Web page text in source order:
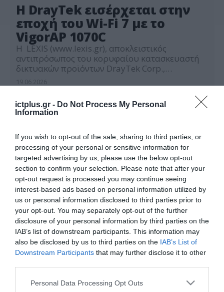
ictplus.gr - Do Not Process My Personal
Information
If you wish to opt-out of the sale, sharing to third parties, or
processing of your personal or sensitive information for
targeted advertising by us, please use the below opt-out
section to confirm your selection. Please note that after your
opt-out request is processed you may continue seeing
interest-based ads based on personal information utilized by
us or personal information disclosed to third parties prior to
your opt-out. You may separately opt-out of the further
disclosure of your personal information by third parties on the
IAB’s list of downstream participants. This information may
also be disclosed by us to third parties on the IAB’s List of
Downstream Participants that may further disclose it to other
Please note that this website/app uses one or more Google
Personal Data Processing Opt Outs
Η DrayTek εισέρχεται στην
εποχή του Wi-Fi 7 με το
VigorAP 1070C
Η LEXIS (www.lexis.gr), αποκλειστικός
αντιπρόσωπος του κορυφαίου κατασκευαστή
δικτυακών προϊόντων DrayTek Corp.,
1070C, του πρώτου Wi–Fi 7 Access Point της
εταιρείας, σχεδιασμένο για επιχειρήσεις που
απαιτούν κορυφαίες επιδόσεις, μέγιστη
χωρητικότητα και προηγμένες δυνατότητες
κατηγορίας BE19000 και λειτουργία Tri-Band
(συχνότητες 2.4/5 & 6GHz), το νέο access point
[…]